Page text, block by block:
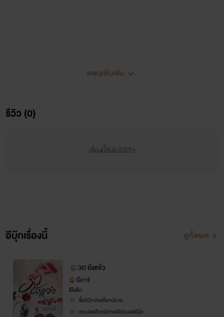
ณิการ์
www.mebmarket.com
“จะทำอะไรณิ” “เมื่อเมียมันพยศก็ต้องขี่ให้มันสงบ” แควก!
กระชากชุดแซกสีชมพูอ่อนของจากคอให้ขาดถึงเนินออก ไม่สนว่า
แสดงเพิ่มเติม
รีวิว (0)
เรื่องนี้ยังไม่มีรีวิว
อีบุ๊กเรื่องนี้ ดูทั้งหมด
30 ยังแจ๋ว
ณิการ์
อีโรติก
ซื้ออีบุ๊กปลดล็อกนิยาย
เคยปลดล็อกนิยายได้ส่วนลดอีบุ๊ก